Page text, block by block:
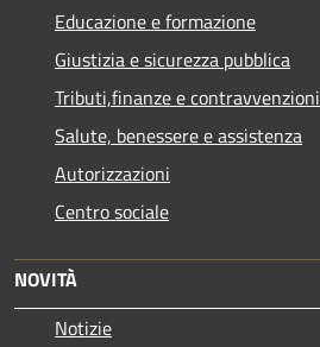
Educazione e formazione
Giustizia e sicurezza pubblica
Tributi,finanze e contravvenzioni
Salute, benessere e assistenza
Autorizzazioni
Centro sociale
NOVITÀ
Notizie